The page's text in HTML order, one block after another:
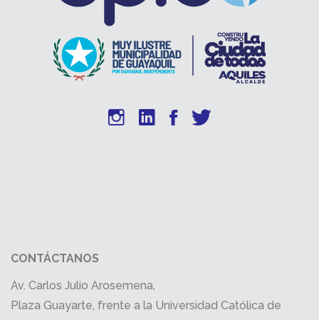
CONTÁCTANOS
Av. Carlos Julio Arosemena,
Plaza Guayarte, frente a la Universidad Católica de